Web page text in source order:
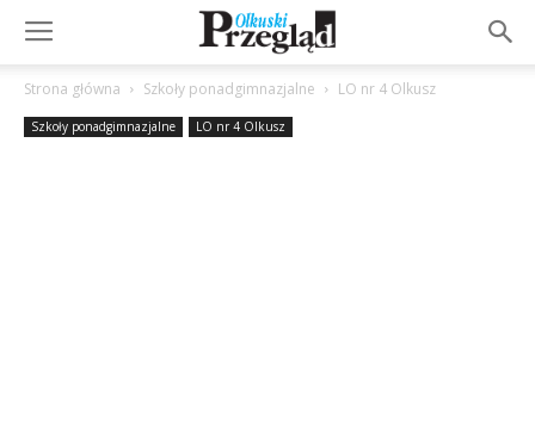
Strona główna Szkoły ponadgimnazjalne LO nr 4 Olkusz
Szkoły ponadgimnazjalne LO nr 4 Olkusz